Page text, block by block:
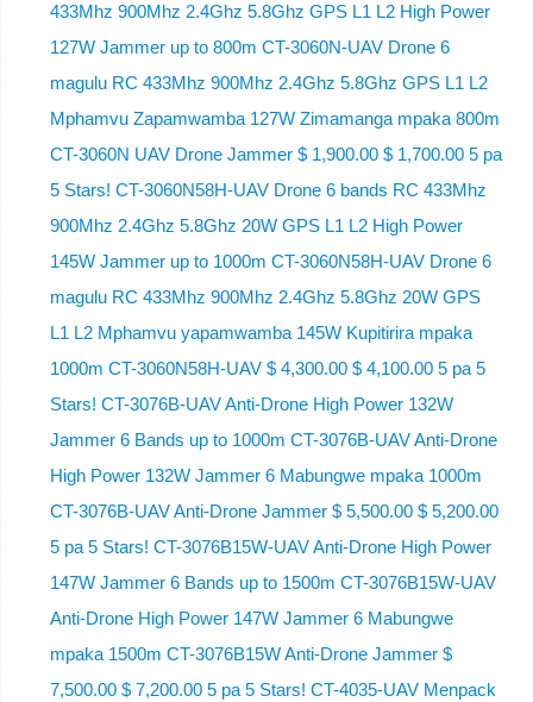
433Mhz 900Mhz 2.4Ghz 5.8Ghz GPS L1 L2 High Power
127W Jammer up to 800m CT-3060N-UAV Drone 6
magulu RC 433Mhz 900Mhz 2.4Ghz 5.8Ghz GPS L1 L2
Mphamvu Zapamwamba 127W Zimamanga mpaka 800m
CT-3060N UAV Drone Jammer $ 1,900.00 $ 1,700.00 5 pa
5 Stars! CT-3060N58H-UAV Drone 6 bands RC 433Mhz
900Mhz 2.4Ghz 5.8Ghz 20W GPS L1 L2 High Power
145W Jammer up to 1000m CT-3060N58H-UAV Drone 6
magulu RC 433Mhz 900Mhz 2.4Ghz 5.8Ghz 20W GPS
L1 L2 Mphamvu yapamwamba 145W Kupitirira mpaka
1000m CT-3060N58H-UAV $ 4,300.00 $ 4,100.00 5 pa 5
Stars! CT-3076B-UAV Anti-Drone High Power 132W
Jammer 6 Bands up to 1000m CT-3076B-UAV Anti-Drone
High Power 132W Jammer 6 Mabungwe mpaka 1000m
CT-3076B-UAV Anti-Drone Jammer $ 5,500.00 $ 5,200.00
5 pa 5 Stars! CT-3076B15W-UAV Anti-Drone High Power
147W Jammer 6 Bands up to 1500m CT-3076B15W-UAV
Anti-Drone High Power 147W Jammer 6 Mabungwe
mpaka 1500m CT-3076B15W Anti-Drone Jammer $
7,500.00 $ 7,200.00 5 pa 5 Stars! CT-4035-UAV Menpack